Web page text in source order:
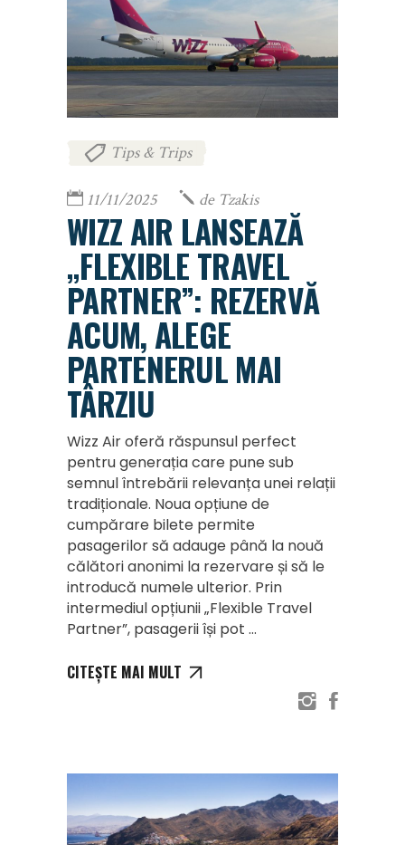
Tips & Trips
11/11/2025 de Tzakis
WIZZ AIR LANSEAZĂ
„FLEXIBLE TRAVEL
PARTNER”: REZERVĂ
ACUM, ALEGE
PARTENERUL MAI
TÂRZIU
Wizz Air oferă răspunsul perfect
pentru generația care pune sub
semnul întrebării relevanța unei relații
tradiționale. Noua opțiune de
cumpărare bilete permite
pasagerilor să adauge până la nouă
călători anonimi la rezervare și să le
introducă numele ulterior. Prin
intermediul opțiunii „Flexible Travel
Partner”, pasagerii își pot
CITEȘTE MAI MULT